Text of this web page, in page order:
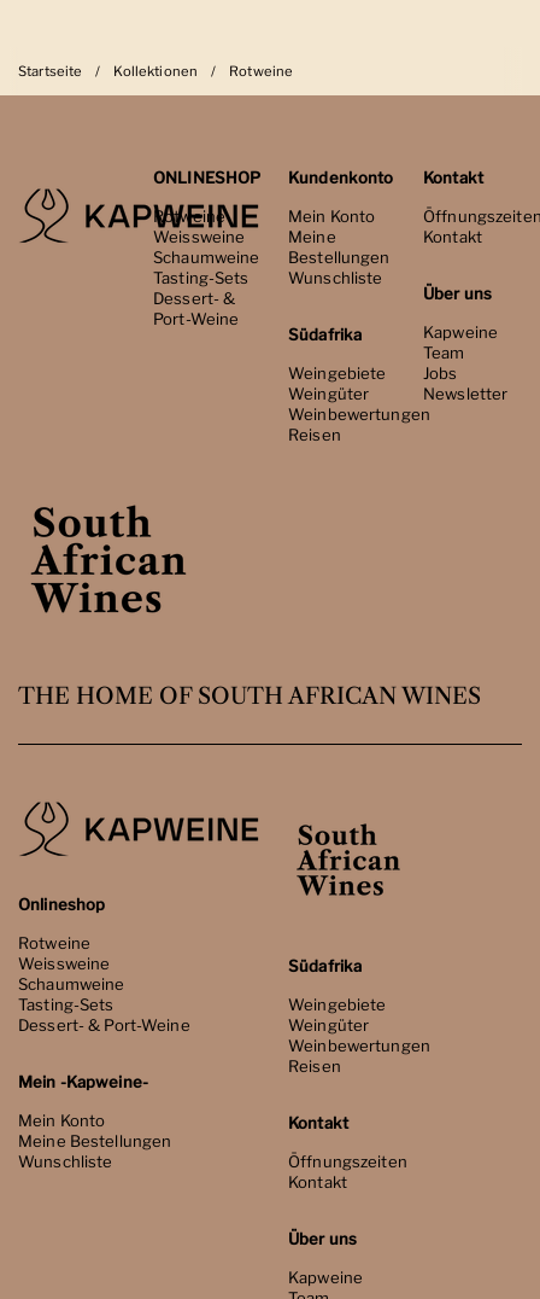
Startseite / Kollektionen / Rotweine
ONLINESHOP
Rotweine
Weissweine
Schaumweine
Tasting-Sets
Dessert- &
Port-Weine
Kundenkonto
Mein Konto
Meine
Bestellungen
Wunschliste
Südafrika
Weingebiete
Weingüter
Weinbewertungen
Reisen
Kontakt
Kontakt
Über uns
Kapweine
Team
Jobs
Newsletter
THE HOME OF SOUTH AFRICAN WINES
Onlineshop
Rotweine
Weissweine
Schaumweine
Tasting-Sets
Dessert- & Port-Weine
Mein -Kapweine-
Mein Konto
Meine Bestellungen
Wunschliste
Südafrika
Weingebiete
Weingüter
Weinbewertungen
Reisen
Kontakt
Öffnungszeiten
Kontakt
Über uns
Kapweine